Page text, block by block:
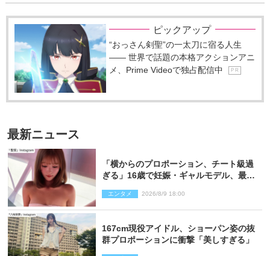
ピックアップ
“おっさん剣聖”の一太刀に宿る人生
―― 世界で話題の本格アクションアニ
メ、Prime Videoで独占配信中
P R
最新ニュース
「横からのプロポーション、チート級過
ぎる」16歳で妊娠・ギャルモデル、最新
エンタメ 2026/8/9 18:00
167cm現役アイドル、ショーパン姿の抜
群プロポーションに衝撃「美しすぎる」